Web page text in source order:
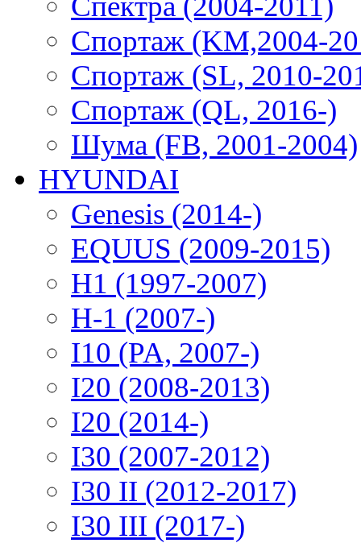
Спортаж (KM,2004-
Спортаж (SL, 2010-
Спортаж (QL, 2016-)
Шума (FB, 2001-2004)
HYUNDAI
Genesis (2014-)
EQUUS (2009-2015)
H1 (1997-2007)
H-1 (2007-)
I10 (PA, 2007-)
I20 (2008-2013)
I20 (2014-)
I30 (2007-2012)
I30 II (2012-2017)
I30 III (2017-)